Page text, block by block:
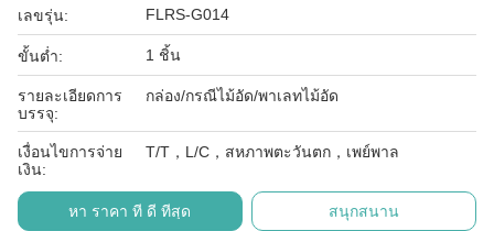
เลขรุ่น: FLRS-G014
ขั้นต่ำ: 1 ชิ้น
รายละเอียดการ
บรรจุ:
กล่อง/กรณีไม้อัด/พาเลทไม้อัด
เงื่อนไขการจ่าย
เงิน:
T/T，L/C，สหภาพตะวันตก，เพย์พาล
หา ราคา ที่ ดี ที่สุด สนุกสนาน